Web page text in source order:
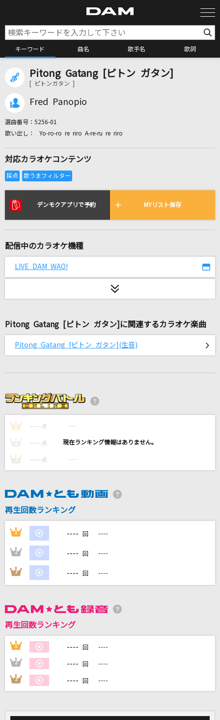
キーワード 曲名 歌手名 歌詞
カラオケ検索
リアルタイムで歌われている曲の一覧
[生音]HOT LIMIT
夢をあきらめないで
TEST ME
ちゃんみな
ダーリン
ハッピーシンセサイザ
EasyPop feat.巡音ルカ・GUMI
スピッツ
Ado
[生音]Goodbye Yesterday
今井美樹
超特急逃走中
＝LOVE
DAMの新曲・ランキングなど
DAMに会員登録・ログインして
Pitong Gatang [ピトン ガタン]
[ ピトンガタン ]
Fred Panopio
選曲番号： 5256-01
Yo-ro-ro re riro A-re-ru re riro
対応カラオケコンテンツ
デンモクアプリで予約 MYリスト保存
配信中のカラオケ機種
LIVE DAM WAO!
Pitong Gatang [ピトン ガタン]に関連するカラオケ楽曲
Pitong Gatang [ピトン ガタン](生音)
1 ---- 点 ----
---- 点 ----
3 ---- 点 ----
再生回数ランキング
1 ---- 回 ----
2 ---- 回 ----
3 ---- 回 ----
再生回数ランキング
1 ---- 回 ----
2 ---- 回 ----
3 ---- 回 ----